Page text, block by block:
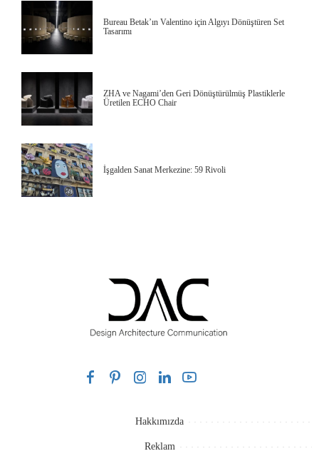
Bureau Betak’ın Valentino için Algıyı Dönüştüren Set
Tasarımı
ZHA ve Nagami’den Geri Dönüştürülmüş Plastiklerle
Üretilen ECHO Chair
İşgalden Sanat Merkezine: 59 Rivoli
Hakkımızda
Reklam